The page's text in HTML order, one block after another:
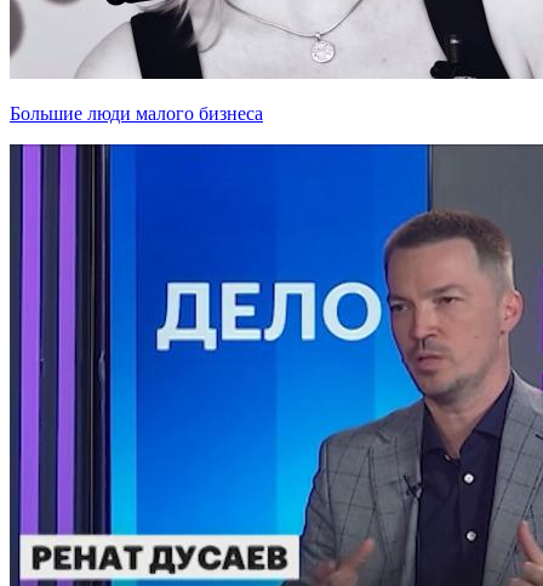
Большие люди малого бизнеса